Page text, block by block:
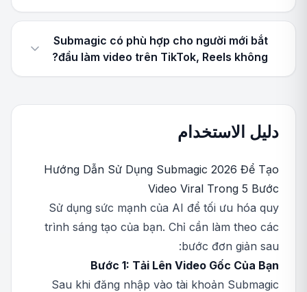
Submagic có phù hợp cho người mới bắt
đầu làm video trên TikTok, Reels không?
دليل الاستخدام
Hướng Dẫn Sử Dụng Submagic 2026 Để Tạo
Video Viral Trong 5 Bước
Sử dụng sức mạnh của AI để tối ưu hóa quy
trình sáng tạo của bạn. Chỉ cần làm theo các
bước đơn giản sau:
Bước 1: Tải Lên Video Gốc Của Bạn
Sau khi đăng nhập vào tài khoản Submagic